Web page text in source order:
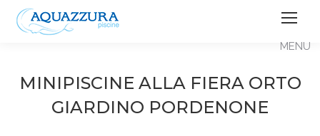
MINIPISCINE ALLA FIERA ORTO
GIARDINO PORDENONE